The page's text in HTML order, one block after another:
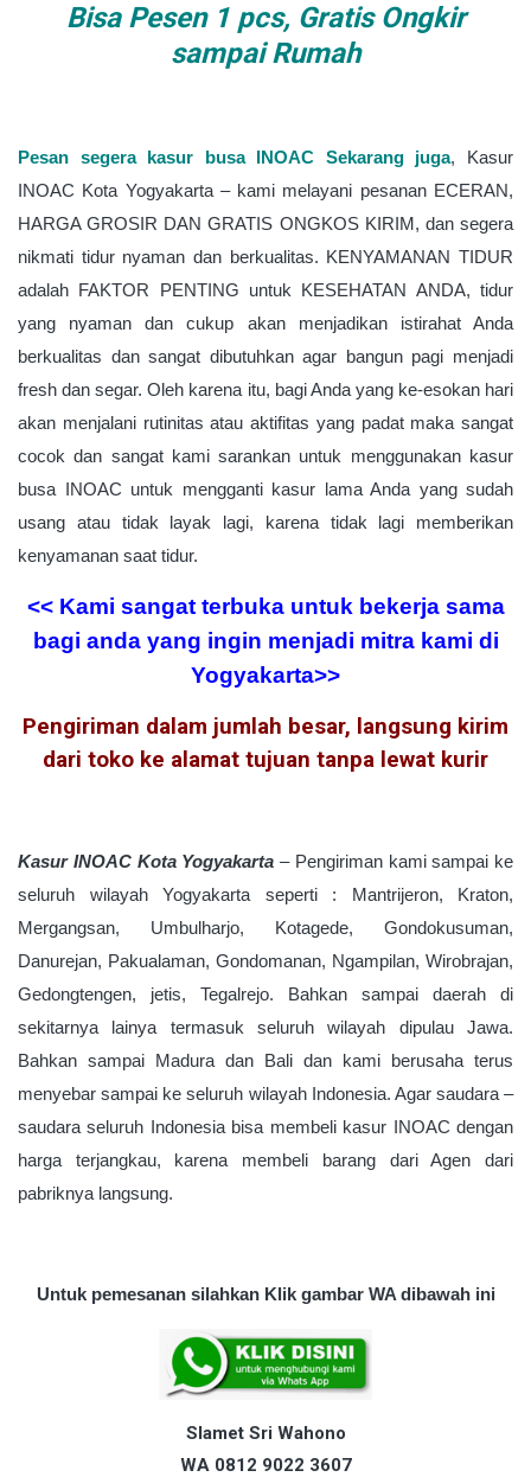
Bisa Pesen 1 pcs, Gratis Ongkir
sampai Rumah
Pesan segera kasur busa INOAC Sekarang juga, Kasur
INOAC Kota Yogyakarta– kami melayani pesanan ECERAN,
HARGA GROSIR DAN GRATIS ONGKOS KIRIM, dan segera
nikmati tidur nyaman dan berkualitas. KENYAMANAN TIDUR
adalah FAKTOR PENTING untuk KESEHATAN ANDA, tidur
yang nyaman dan cukup akan menjadikan istirahat Anda
berkualitas dan sangat dibutuhkan agar bangun pagi menjadi
fresh dan segar. Oleh karena itu, bagi Anda yang ke-esokan hari
akan menjalani rutinitas atau aktifitas yang padat maka sangat
cocok dan sangat kami sarankan untuk menggunakan kasur
busa INOAC untuk mengganti kasur lama Anda yang sudah
usang atau tidak layak lagi, karena tidak lagi memberikan
kenyamanan saat tidur.
<< Kami sangat terbuka untuk bekerja sama
bagi anda yang ingin menjadi mitra kami di
Yogyakarta>>
Pengiriman dalam jumlah besar, langsung kirim
dari toko ke alamat tujuan tanpa lewat kurir
Kasur INOAC Kota Yogyakarta – Pengiriman kami sampai ke
seluruh wilayah Yogyakarta seperti : Mantrijeron, Kraton,
Mergangsan, Umbulharjo, Kotagede, Gondokusuman,
Danurejan, Pakualaman, Gondomanan, Ngampilan, Wirobrajan,
Gedongtengen, jetis, Tegalrejo. Bahkan sampai daerah di
sekitarnya lainya termasuk seluruh wilayah dipulau Jawa.
Bahkan sampai Madura dan Bali dan kami berusaha terus
menyebar sampai ke seluruh wilayah Indonesia. Agar saudara –
saudara seluruh Indonesia bisa membeli kasur INOAC dengan
harga terjangkau, karena membeli barang dari Agen dari
pabriknya langsung.
Untuk pemesanan silahkan Klik gambar WA dibawah ini
Slamet Sri Wahono
WA 0812 9022 3607